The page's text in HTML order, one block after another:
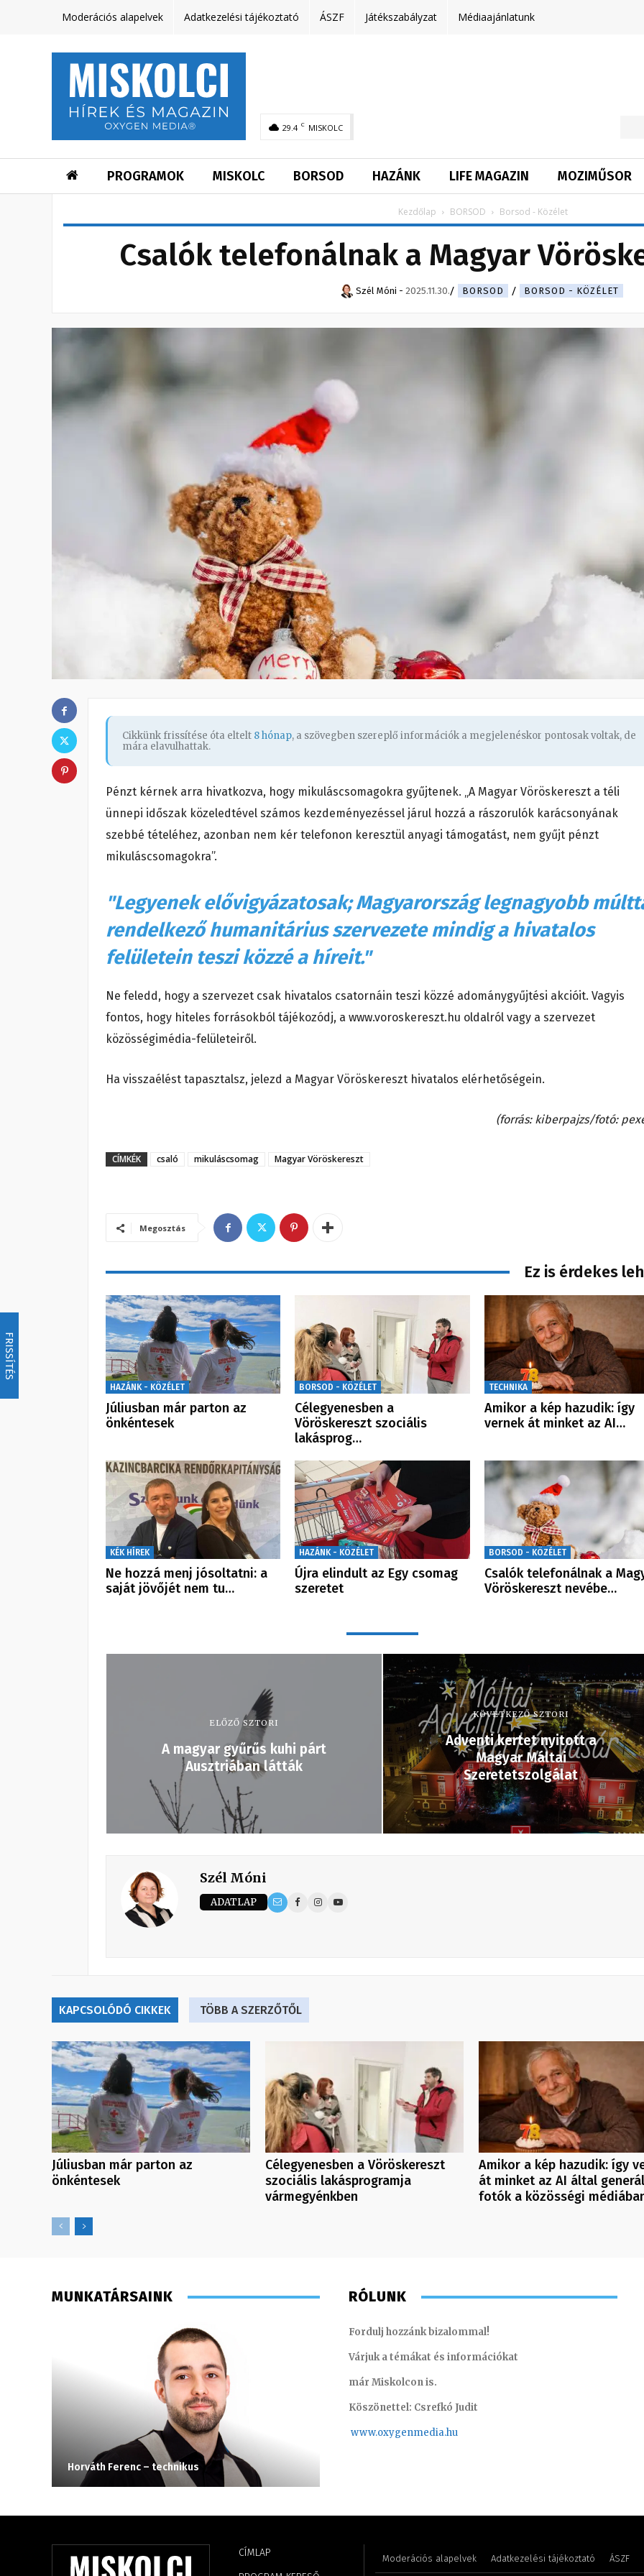
FRISSÍTÉS
Moderációs alapelvek Adatkezelési tájékoztató ÁSZF Játékszabályzat Médiaajánlatunk
29.4 C MISKOLC
PROGRAMOK MISKOLC BORSOD HAZÁNK LIFE MAGAZIN MOZIMŰSOR
Kezdőlap BORSOD Borsod - Közélet
Csalók telefonálnak a Magyar
Szél Móni - 2025.11.30. BORSOD BORSOD - KÖZÉLET
Cikkünk frissítése óta eltelt 8 hónap, a szövegben szereplő információk a megjelenéskor pontosak voltak, de
mára elavulhattak.
Pénzt kérnek arra hivatkozva, hogy mikuláscsomagokra gyűjtenek. „A Magyar Vöröskereszt a téli
ünnepi időszak közeledtével számos kezdeményezéssel járul hozzá a rászorulók karácsonyának
szebbé tételéhez, azonban nem kér telefonon keresztül anyagi támogatást, nem gyűjt pénzt
mikuláscsomagokra”.
"Legyenek elővigyázatosak; Magyarország legnagyobb
rendelkező humanitárius szervezete mindig a hivatalos
felületein teszi közzé a híreit."
Ne feledd, hogy a szervezet csak hivatalos csatornáin teszi közzé adománygyűjtési akcióit. Vagyis
fontos, hogy hiteles forrásokból tájékozódj, a www.voroskereszt.hu oldalról vagy a szervezet
közösségimédia-felületeiről.
Ha visszaélést tapasztalsz, jelezd a Magyar Vöröskereszt hivatalos elérhetőségein.
(forrás: kiberpajzs/fotó:
CÍMKÉK csaló mikuláscsomag Magyar Vöröskereszt
Megosztás
Ez is érdekes
HAZÁNK - KÖZÉLET
Júliusban már parton az
önkéntesek
BORSOD - KÖZÉLET
Célegyenesben a
Vöröskereszt szociális
lakásprog…
TECHNIKA
Amikor a kép hazudik: így
vernek át minket az AI…
KÉK HÍREK
Ne hozzá menj jósoltatni: a
saját jövőjét nem tu…
HAZÁNK - KÖZÉLET
Újra elindult az Egy csomag
szeretet
BORSOD - KÖZÉLET
Csalók telefonálnak a
Vöröskereszt nevébe…
ELŐZŐ SZTORI
A magyar gyűrűs kuhi párt
Ausztriában látták
KÖVETKEZŐ SZTORI
Adventi kertet nyitott a
Magyar Máltai
Szeretetszolgálat
Szél Móni
ADATLAP
KAPCSOLÓDÓ CIKKEK TÖBB A SZERZŐTŐL
Júliusban már parton az
önkéntesek
Célegyenesben a Vöröskereszt
szociális lakásprogramja
vármegyénkben
Amikor a kép hazudik: így
át minket az AI által
fotók a közösségi
MUNKATÁRSAINK
Horváth Ferenc – technikus Süli
RÓLUNK
Fordulj hozzánk bizalommal!
Várjuk a témákat és információkat
már Miskolcon is.
Köszönettel: Csrefkó Judit
www.oxygenmedia.hu
CÍMLAP
Moderációs alapelvek Adatkezelési tájékoztató ÁSZF